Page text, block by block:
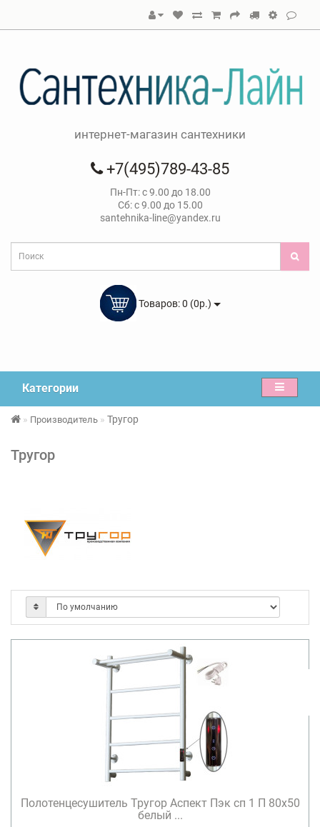
интернет-магазин сантехники
+7(495)789-43-85
Пн-Пт: с 9.00 до 18.00
Сб: с 9.00 до 15.00
santehnika-line@yandex.ru
Товаров: 0 (0р.)
Категории
Производитель Тругор
Тругор
Полотенцесушитель Тругор Аспект Пэк сп 1 П 80х50
белый ...